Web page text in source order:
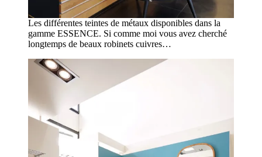
Les différentes teintes de métaux disponibles dans la
gamme ESSENCE. Si comme moi vous avez cherché
longtemps de beaux robinets cuivres…